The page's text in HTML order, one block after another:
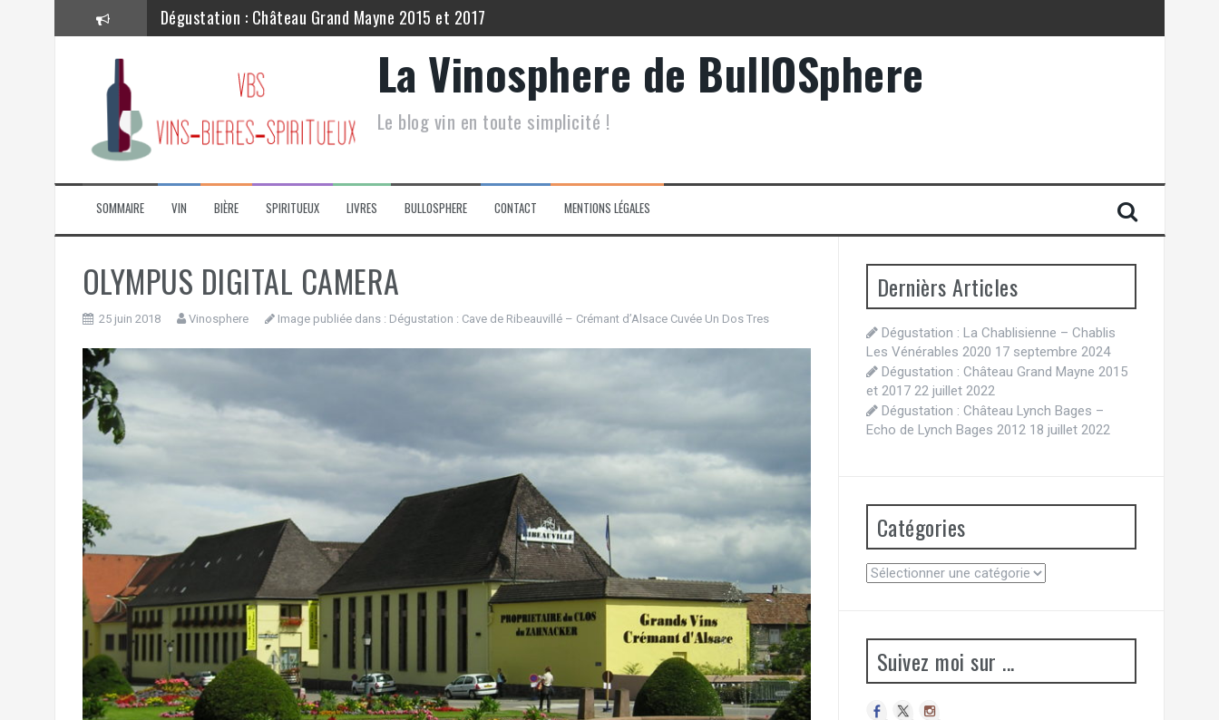
Dégustation : Château Grand Mayne 2015 et 2017
Dégustation : Château Lynch Bages – Echo de Lynch Bages 2012
Dégustation : Château Lagrange 2015
Dégustation : Château Grand Mayne – Filia du Grand Mayne 2015.
Dégustation : La Chablisienne – Chablis Les Vénérables 2020
La Vinosphere de BullOSphere
Le blog vin en toute simplicité !
SOMMAIRE VIN BIÈRE SPIRITUEUX LIVRES BULLOSPHERE CONTACT MENTIONS LÉGALES
OLYMPUS DIGITAL CAMERA
25 juin 2018 Vinosphere Image publiée dans : Dégustation : Cave de Ribeauvillé – Crémant d’Alsace Cuvée Un Dos Tres
Dernièrs Articles
Dégustation : La Chablisienne – Chablis
Les Vénérables 2020 17 septembre 2024
Dégustation : Château Grand Mayne 2015
et 2017 22 juillet 2022
Dégustation : Château Lynch Bages –
Echo de Lynch Bages 2012 18 juillet 2022
Catégories
Catégories
Suivez moi sur ...